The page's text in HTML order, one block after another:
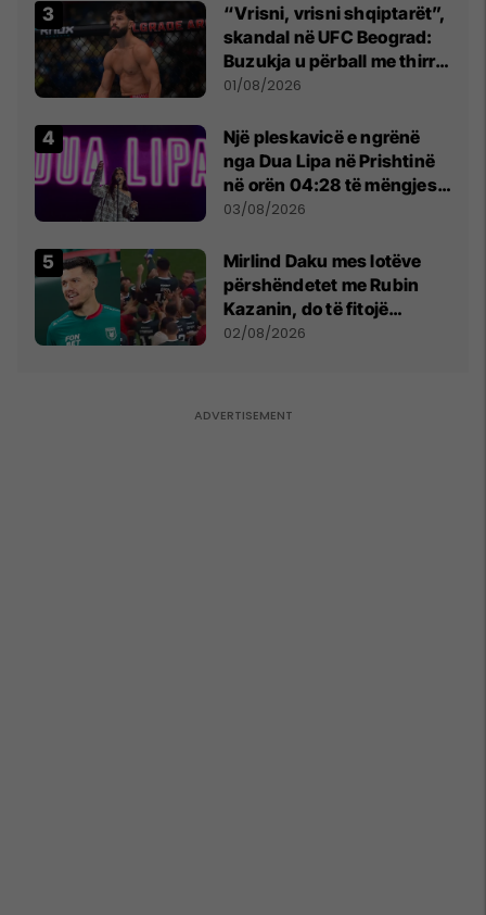
“Vrisni, vrisni shqiptarët”,
skandal në UFC Beograd:
Buzukja u përball me thirrje
anti-shqiptare nga
01/08/2026
Një pleskavicë e ngrënë
nga Dua Lipa në Prishtinë
në orën 04:28 të mëngjesit
- dhe bota digjitale serbe
03/08/2026
Mirlind Daku mes lotëve
përshëndetet me Rubin
Kazanin, do të fitojë
miliona te Spartak Moska
02/08/2026